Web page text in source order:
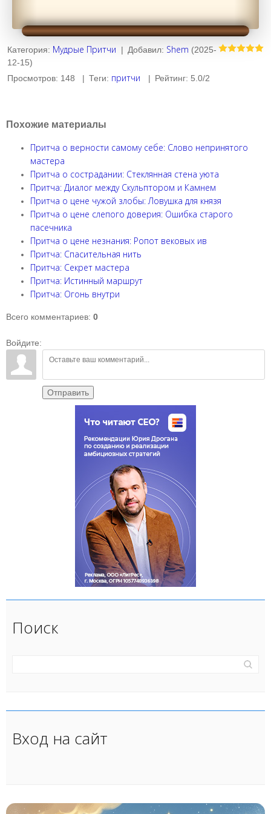
Категория: Мудрые Притчи | Добавил: Shem (2025-
12-15)
Просмотров: 148 | Теги: притчи | Рейтинг: 5.0/2
Похожие материалы
Притча о верности самому себе: Слово непринятого
мастера
Притча о сострадании: Стеклянная стена уюта
Притча: Диалог между Скульптором и Камнем
Притча о цене чужой злобы: Ловушка для князя
Притча о цене слепого доверия: Ошибка старого
пасечника
Притча о цене незнания: Ропот вековых ив
Притча: Спасительная нить
Притча: Секрет мастера
Притча: Истинный маршрут
Притча: Огонь внутри
Всего комментариев: 0
Войдите:
Отправить
Поиск
Вход на сайт